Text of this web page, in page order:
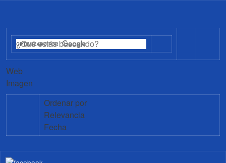
Web
Imagen
Ordenar por
Relevancia
Fecha